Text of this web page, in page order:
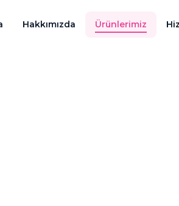
Hakkımızda Ürünlerimiz